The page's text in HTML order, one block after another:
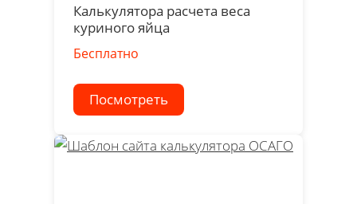
Калькулятора расчета веса
куриного яйца
Бесплатно
Посмотреть